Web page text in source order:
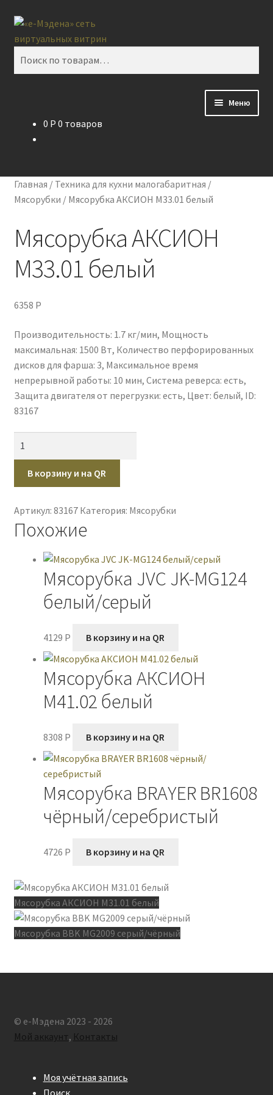
Перейти
к
Перейти
к
Поиск
Меню
Корзина
Мой аккаунт
О проекте eMedena.ru
Политика конфиденциальности
Публичная оферта
0 P 0 товаров
Главная / Техника для кухни малогабаритная /
Мясорубки / Мясорубка АКСИОН М33.01 белый
Мясорубка АКСИОН
М33.01 белый
6358 P
Производительность: 1.7 кг/мин, Мощность
максимальная: 1500 Вт, Количество перфорированных
дисков для фарша: 3, Максимальное время
непрерывной работы: 10 мин, Система реверса: есть,
Защита двигателя от перегрузки: есть, Цвет: белый, ID:
83167
Мясорубка
АКСИОН
белый
В корзину и на QR
Артикул: 83167 Категория: Мясорубки
Похожие
Мясорубка JVC JK-MG124
белый/серый
4129 P В корзину и на QR
Мясорубка АКСИОН
М41.02 белый
8308 P В корзину и на QR
Мясорубка BRAYER BR1608
чёрный/серебристый
4726 P В корзину и на QR
Мясорубка АКСИОН М31.01 белый
Мясорубка BBK MG2009 серый/чёрный
© e-Мэдена 2023 - 2026
Мой аккаунт, Контакты
Моя учётная запись